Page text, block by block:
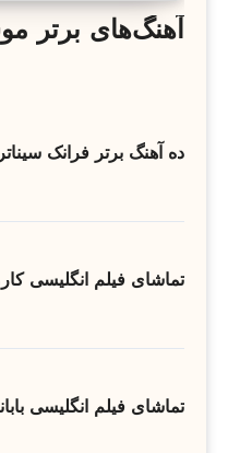
آهنگ‌های برتر
ده آهنگ برتر فرانک سیناترا
تماشای فیلم انگلیسی
تماشای فیلم انگلیسی